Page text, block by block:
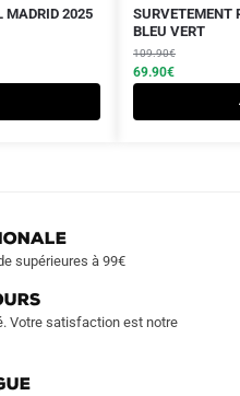
MADRID 2025
SURVETEMENT
BLEU VERT
109.90€
Le
prix
initial
était :
69.90€
Le
prix
actuel
est :
Ce
produit
a
plusieurs
variations.
page
supérieures à 99€
Votre satisfaction est notre